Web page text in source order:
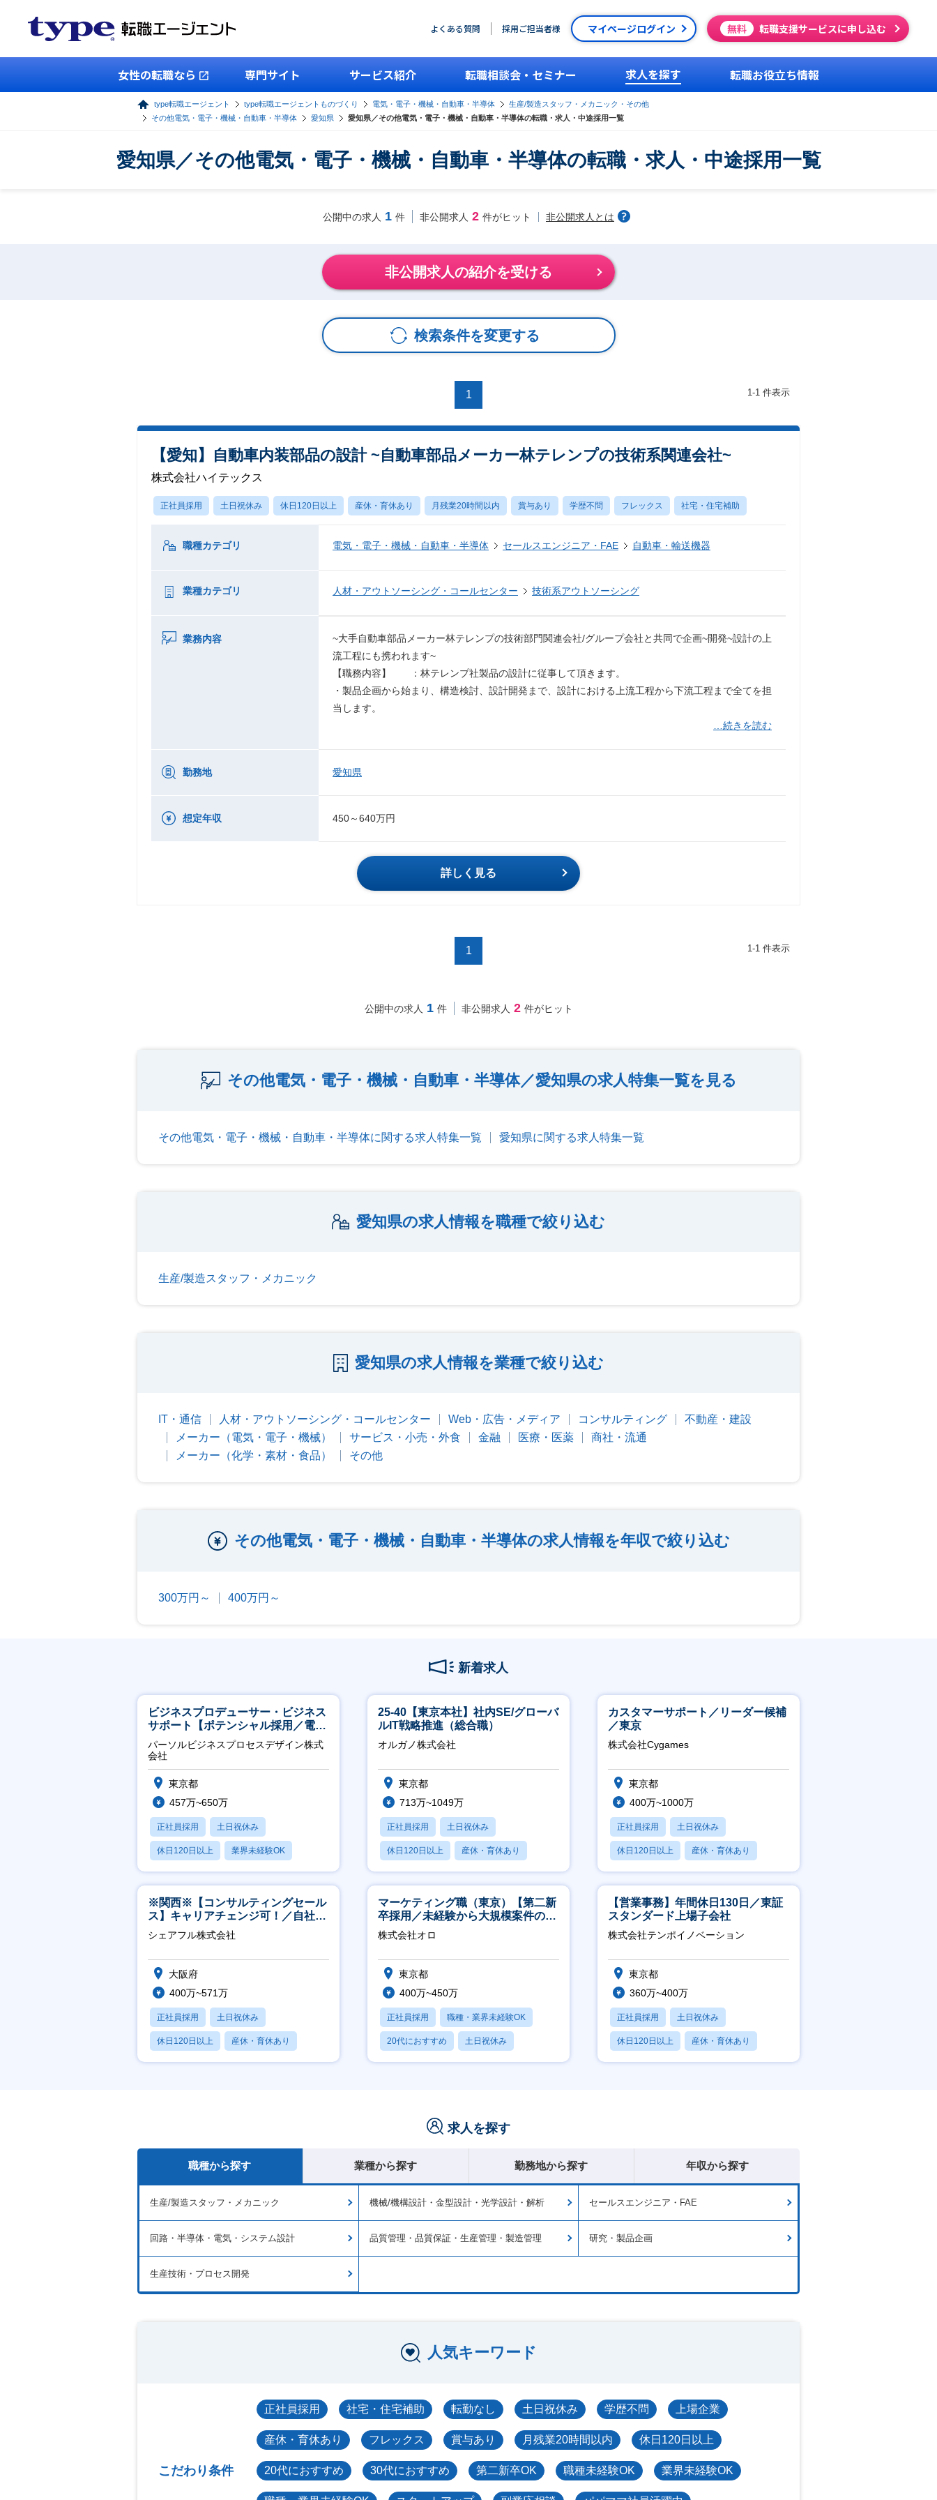
よくある質問 採用ご担当者様 マイページログイン 無料 転職支援サービスに申し込む
女性の転職なら 専門サイト サービス紹介 転職相談会・セミナー 求人を探す 転職お役立ち情報
type転職エージェント type転職エージェントものづくり 電気・電子・機械・自動車・半導体
生産/製造スタッフ・メカニック・その他
その他電気・電子・機械・自動車・半導体
愛知県 愛知県／その他電気・電子・機械・自動車・半導体の転職・求人・中途採用一覧
愛知県／その他電気・電子・機械・自動車・半導体の転職・求人・中途採用一覧
公開中の求人 1 件 非公開求人 2 件がヒット 非公開求人とは
非公開求人の紹介を受ける
検索条件を変更する
1 1-1 件表示
【愛知】自動車内装部品の設計 ~自動車部品メーカー林テレンプの技術系関連会社~
株式会社ハイテックス
正社員採用 土日祝休み 休日120日以上 産休・育休あり 月残業20時間以内 賞与あり 学歴不問 フレックス 社宅・住宅補助
職種カテゴリ 電気・電子・機械・自動車・半導体 セールスエンジニア・FAE 自動車・輸送機器
業種カテゴリ 人材・アウトソーシング・コールセンター 技術系アウトソーシング
業務内容
~大手自動車部品メーカー林テレンプの技術部門関連会社/グループ会社と共同で企画~開発~設計の上
流工程にも携われます~
【職務内容】 ：林テレンプ社製品の設計に従事して頂きます。
・製品企画から始まり、構造検討、設計開発まで、設計における上流工程から下流工程まで全てを担
当します。
…続きを読む
勤務地 愛知県
想定年収 450～640万円
詳しく見る
1 1-1 件表示
公開中の求人 1 件 非公開求人 2 件がヒット
その他電気・電子・機械・自動車・半導体／愛知県の求人特集一覧を見る
その他電気・電子・機械・自動車・半導体に関する求人特集一覧 愛知県に関する求人特集一覧
愛知県の求人情報を職種で絞り込む
生産/製造スタッフ・メカニック
愛知県の求人情報を業種で絞り込む
IT・通信 人材・アウトソーシング・コールセンター Web・広告・メディア コンサルティング
不動産・建設
メーカー（電気・電子・機械）
サービス・小売・外食 金融 医療・医薬
商社・流通
メーカー（化学・素材・食品）
その他
その他電気・電子・機械・自動車・半導体の求人情報を年収で絞り込む
300万円～ 400万円～
新着求人
ビジネスプロデューサー・ビジネス
サポート【ポテンシャル採用／電
力・ガス等の民間向けプロジェクト
推進】
パーソルビジネスプロセスデザイン株式
会社
東京都
457万~650万
正社員採用 土日祝休み
休日120日以上 業界未経験OK
産休・育休あり
25-40【東京本社】社内SE/グローバ
ルIT戦略推進（総合職）
オルガノ株式会社
東京都
713万~1049万
正社員採用 土日祝休み
休日120日以上 産休・育休あり
月残業20時間以内
カスタマーサポート／リーダー候補
／東京
株式会社Cygames
東京都
400万~1000万
正社員採用 土日祝休み
休日120日以上 産休・育休あり
月残業20時間以内
※関西※【コンサルティングセール
ス】キャリアチェンジ可！／自社サ
ービス『シェアフル』の営業
シェアフル株式会社
大阪府
400万~571万
正社員採用 土日祝休み
休日120日以上 産休・育休あり
賞与あり
マーケティング職（東京）【第二新
卒採用／未経験から大規模案件のマ
ーケティングが経験できる／研修充
実】
株式会社オロ
東京都
400万~450万
正社員採用 職種・業界未経験OK
20代におすすめ 土日祝休み
休日120日以上
【営業事務】年間休日130日／東証
スタンダード上場子会社
株式会社テンポイノベーション
東京都
360万~400万
正社員採用 土日祝休み
休日120日以上 産休・育休あり
賞与あり
求人を探す
職種から探す 業種から探す 勤務地から探す 年収から探す
生産/製造スタッフ・メカニック 機械/機構設計・金型設計・光学設計・解析 セールスエンジニア・FAE
回路・半導体・電気・システム設計 品質管理・品質保証・生産管理・製造管理 研究・製品企画
生産技術・プロセス開発
人気キーワード
こだわり条件
正社員採用 社宅・住宅補助 転勤なし 土日祝休み 学歴不問 上場企業
産休・育休あり フレックス 賞与あり 月残業20時間以内 休日120日以上
20代におすすめ 30代におすすめ 第二新卒OK 職種未経験OK 業界未経験OK